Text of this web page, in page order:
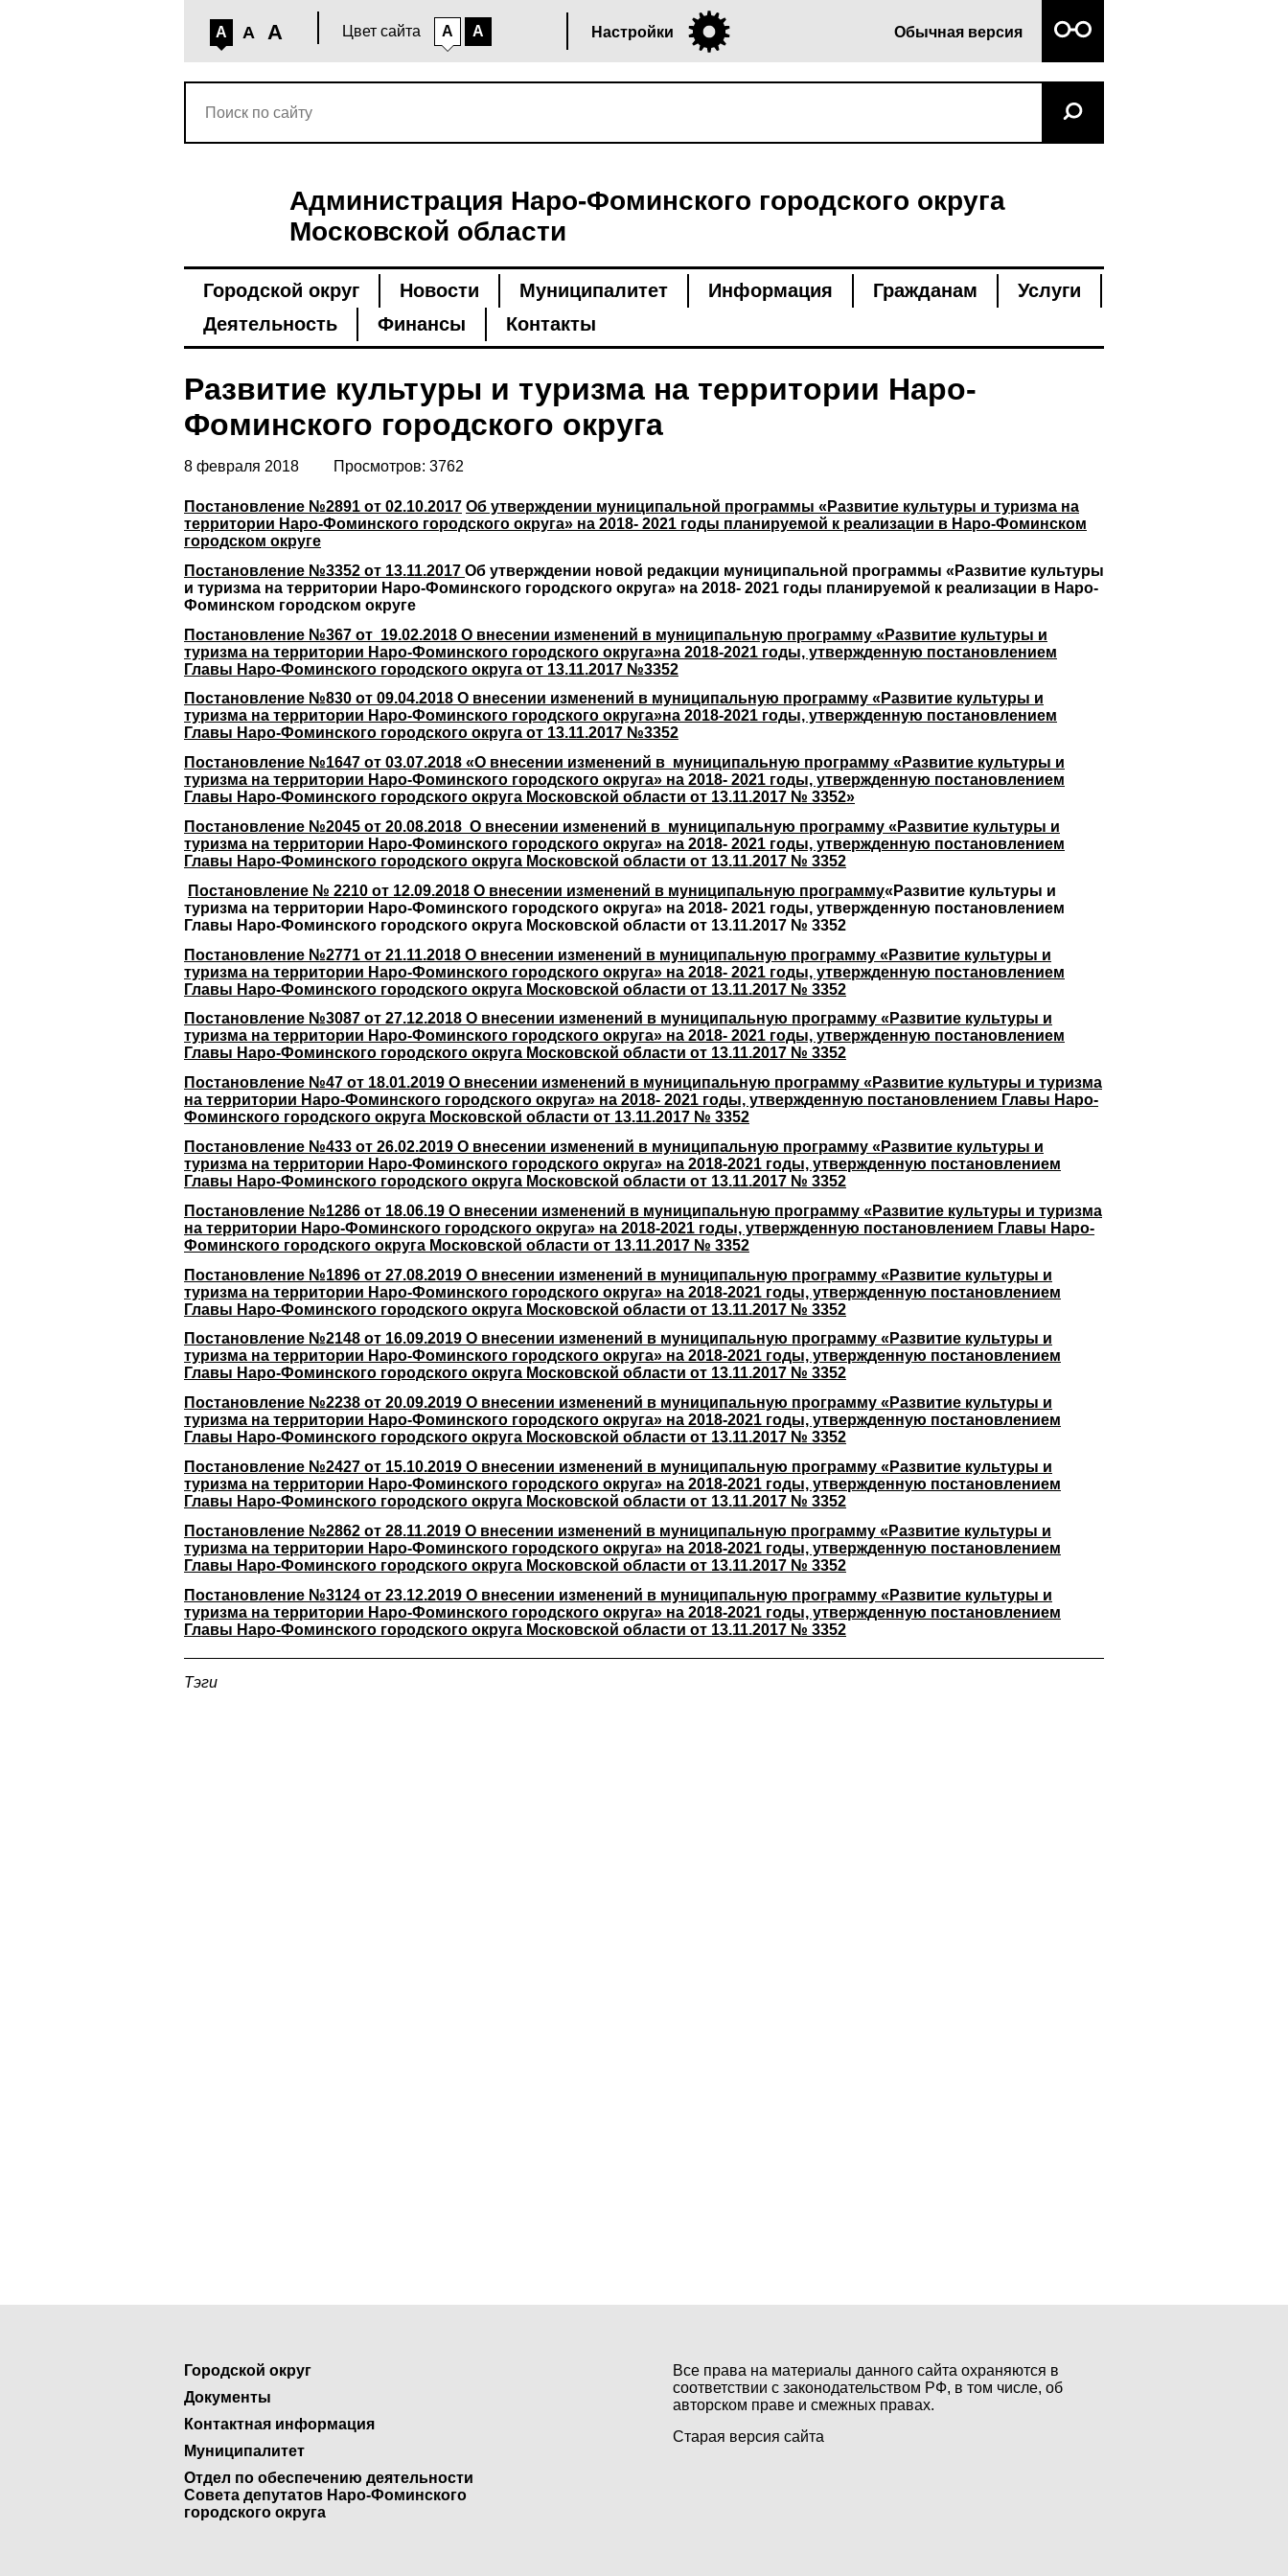
A A A Цвет сайта A A Настройки Обычная версия
Администрация Наро-Фоминского городского округа
Московской области
Городской округ Новости Муниципалитет Информация Гражданам
Услуги
Деятельность
Финансы Контакты
Развитие культуры и туризма на территории Наро-
Фоминского городского округа
8 февраля 2018 Просмотров: 3762
Постановление №2891 от 02.10.2017 Об утверждении муниципальной программы «Развитие культуры и туризма на
территории Наро-Фоминского городского округа» на 2018- 2021 годы планируемой к реализации в Наро-Фоминском
городском округе
Постановление №3352 от 13.11.2017 Об утверждении новой редакции муниципальной программы «Развитие культуры
и туризма на территории Наро-Фоминского городского округа» на 2018- 2021 годы планируемой к реализации в Наро-
Фоминском городском округе
Постановление №367 от 19.02.2018 О внесении изменений в муниципальную программу «Развитие культуры и
туризма на территории Наро-Фоминского городского округа»на 2018-2021 годы, утвержденную постановлением
Главы Наро-Фоминского городского округа от 13.11.2017 №3352
Постановление №830 от 09.04.2018 О внесении изменений в муниципальную программу «Развитие культуры и
туризма на территории Наро-Фоминского городского округа»на 2018-2021 годы, утвержденную постановлением
Главы Наро-Фоминского городского округа от 13.11.2017 №3352
Постановление №1647 от 03.07.2018 «О внесении изменений в муниципальную программу «Развитие культуры и
туризма на территории Наро-Фоминского городского округа» на 2018- 2021 годы, утвержденную постановлением
Главы Наро-Фоминского городского округа Московской области от 13.11.2017 № 3352»
Постановление №2045 от 20.08.2018 О внесении изменений в муниципальную программу «Развитие культуры и
туризма на территории Наро-Фоминского городского округа» на 2018- 2021 годы, утвержденную постановлением
Главы Наро-Фоминского городского округа Московской области от 13.11.2017 № 3352
Постановление № 2210 от 12.09.2018 О внесении изменений в муниципальную программу«Развитие культуры и
туризма на территории Наро-Фоминского городского округа» на 2018- 2021 годы, утвержденную постановлением
Главы Наро-Фоминского городского округа Московской области от 13.11.2017 № 3352
Постановление №2771 от 21.11.2018 О внесении изменений в муниципальную программу «Развитие культуры и
туризма на территории Наро-Фоминского городского округа» на 2018- 2021 годы, утвержденную постановлением
Главы Наро-Фоминского городского округа Московской области от 13.11.2017 № 3352
Постановление №3087 от 27.12.2018 О внесении изменений в муниципальную программу «Развитие культуры и
туризма на территории Наро-Фоминского городского округа» на 2018- 2021 годы, утвержденную постановлением
Главы Наро-Фоминского городского округа Московской области от 13.11.2017 № 3352
Постановление №47 от 18.01.2019 О внесении изменений в муниципальную программу «Развитие культуры и туризма
на территории Наро-Фоминского городского округа» на 2018- 2021 годы, утвержденную постановлением Главы Наро-
Фоминского городского округа Московской области от 13.11.2017 № 3352
Постановление №433 от 26.02.2019 О внесении изменений в муниципальную программу «Развитие культуры и
туризма на территории Наро-Фоминского городского округа» на 2018-2021 годы, утвержденную постановлением
Главы Наро-Фоминского городского округа Московской области от 13.11.2017 № 3352
Постановление №1286 от 18.06.19 О внесении изменений в муниципальную программу «Развитие культуры и туризма
на территории Наро-Фоминского городского округа» на 2018-2021 годы, утвержденную постановлением Главы Наро-
Фоминского городского округа Московской области от 13.11.2017 № 3352
Постановление №1896 от 27.08.2019 О внесении изменений в муниципальную программу «Развитие культуры и
туризма на территории Наро-Фоминского городского округа» на 2018-2021 годы, утвержденную постановлением
Главы Наро-Фоминского городского округа Московской области от 13.11.2017 № 3352
Постановление №2148 от 16.09.2019 О внесении изменений в муниципальную программу «Развитие культуры и
туризма на территории Наро-Фоминского городского округа» на 2018-2021 годы, утвержденную постановлением
Главы Наро-Фоминского городского округа Московской области от 13.11.2017 № 3352
Постановление №2238 от 20.09.2019 О внесении изменений в муниципальную программу «Развитие культуры и
туризма на территории Наро-Фоминского городского округа» на 2018-2021 годы, утвержденную постановлением
Главы Наро-Фоминского городского округа Московской области от 13.11.2017 № 3352
Постановление №2427 от 15.10.2019 О внесении изменений в муниципальную программу «Развитие культуры и
туризма на территории Наро-Фоминского городского округа» на 2018-2021 годы, утвержденную постановлением
Главы Наро-Фоминского городского округа Московской области от 13.11.2017 № 3352
Постановление №2862 от 28.11.2019 О внесении изменений в муниципальную программу «Развитие культуры и
туризма на территории Наро-Фоминского городского округа» на 2018-2021 годы, утвержденную постановлением
Главы Наро-Фоминского городского округа Московской области от 13.11.2017 № 3352
Постановление №3124 от 23.12.2019 О внесении изменений в муниципальную программу «Развитие культуры и
туризма на территории Наро-Фоминского городского округа» на 2018-2021 годы, утвержденную постановлением
Главы Наро-Фоминского городского округа Московской области от 13.11.2017 № 3352
Тэги
Городской округ
Документы
Контактная информация
Муниципалитет
Отдел по обеспечению деятельности
Совета депутатов Наро-Фоминского
городского округа
Все права на материалы данного сайта охраняются в
соответствии с законодательством РФ, в том числе, об
авторском праве и смежных правах.
Старая версия сайта